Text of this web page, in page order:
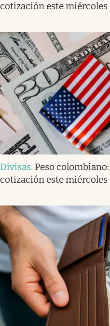
cotización este miércoles
Divisas. Peso
cotización este miércoles